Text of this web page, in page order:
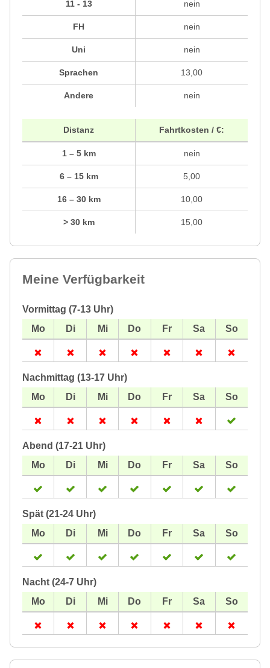
11 - 13
FH
Uni
Sprachen
Andere
nein
nein
nein
13,00
nein
Distanz
1 – 5 km
6 – 15 km
16 – 30 km
> 30 km
Fahrtkosten / €:
nein
5,00
10,00
15,00
Meine Verfügbarkeit
Vormittag (7-13 Uhr)
Nachmittag (13-17 Uhr)
Abend (17-21 Uhr)
Spät (21-24 Uhr)
Nacht (24-7 Uhr)